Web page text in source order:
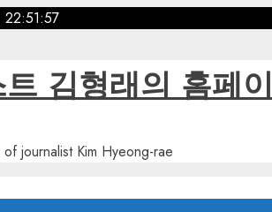
22:51:59
김형래의 홈페
journalist Kim Hyeong-rae